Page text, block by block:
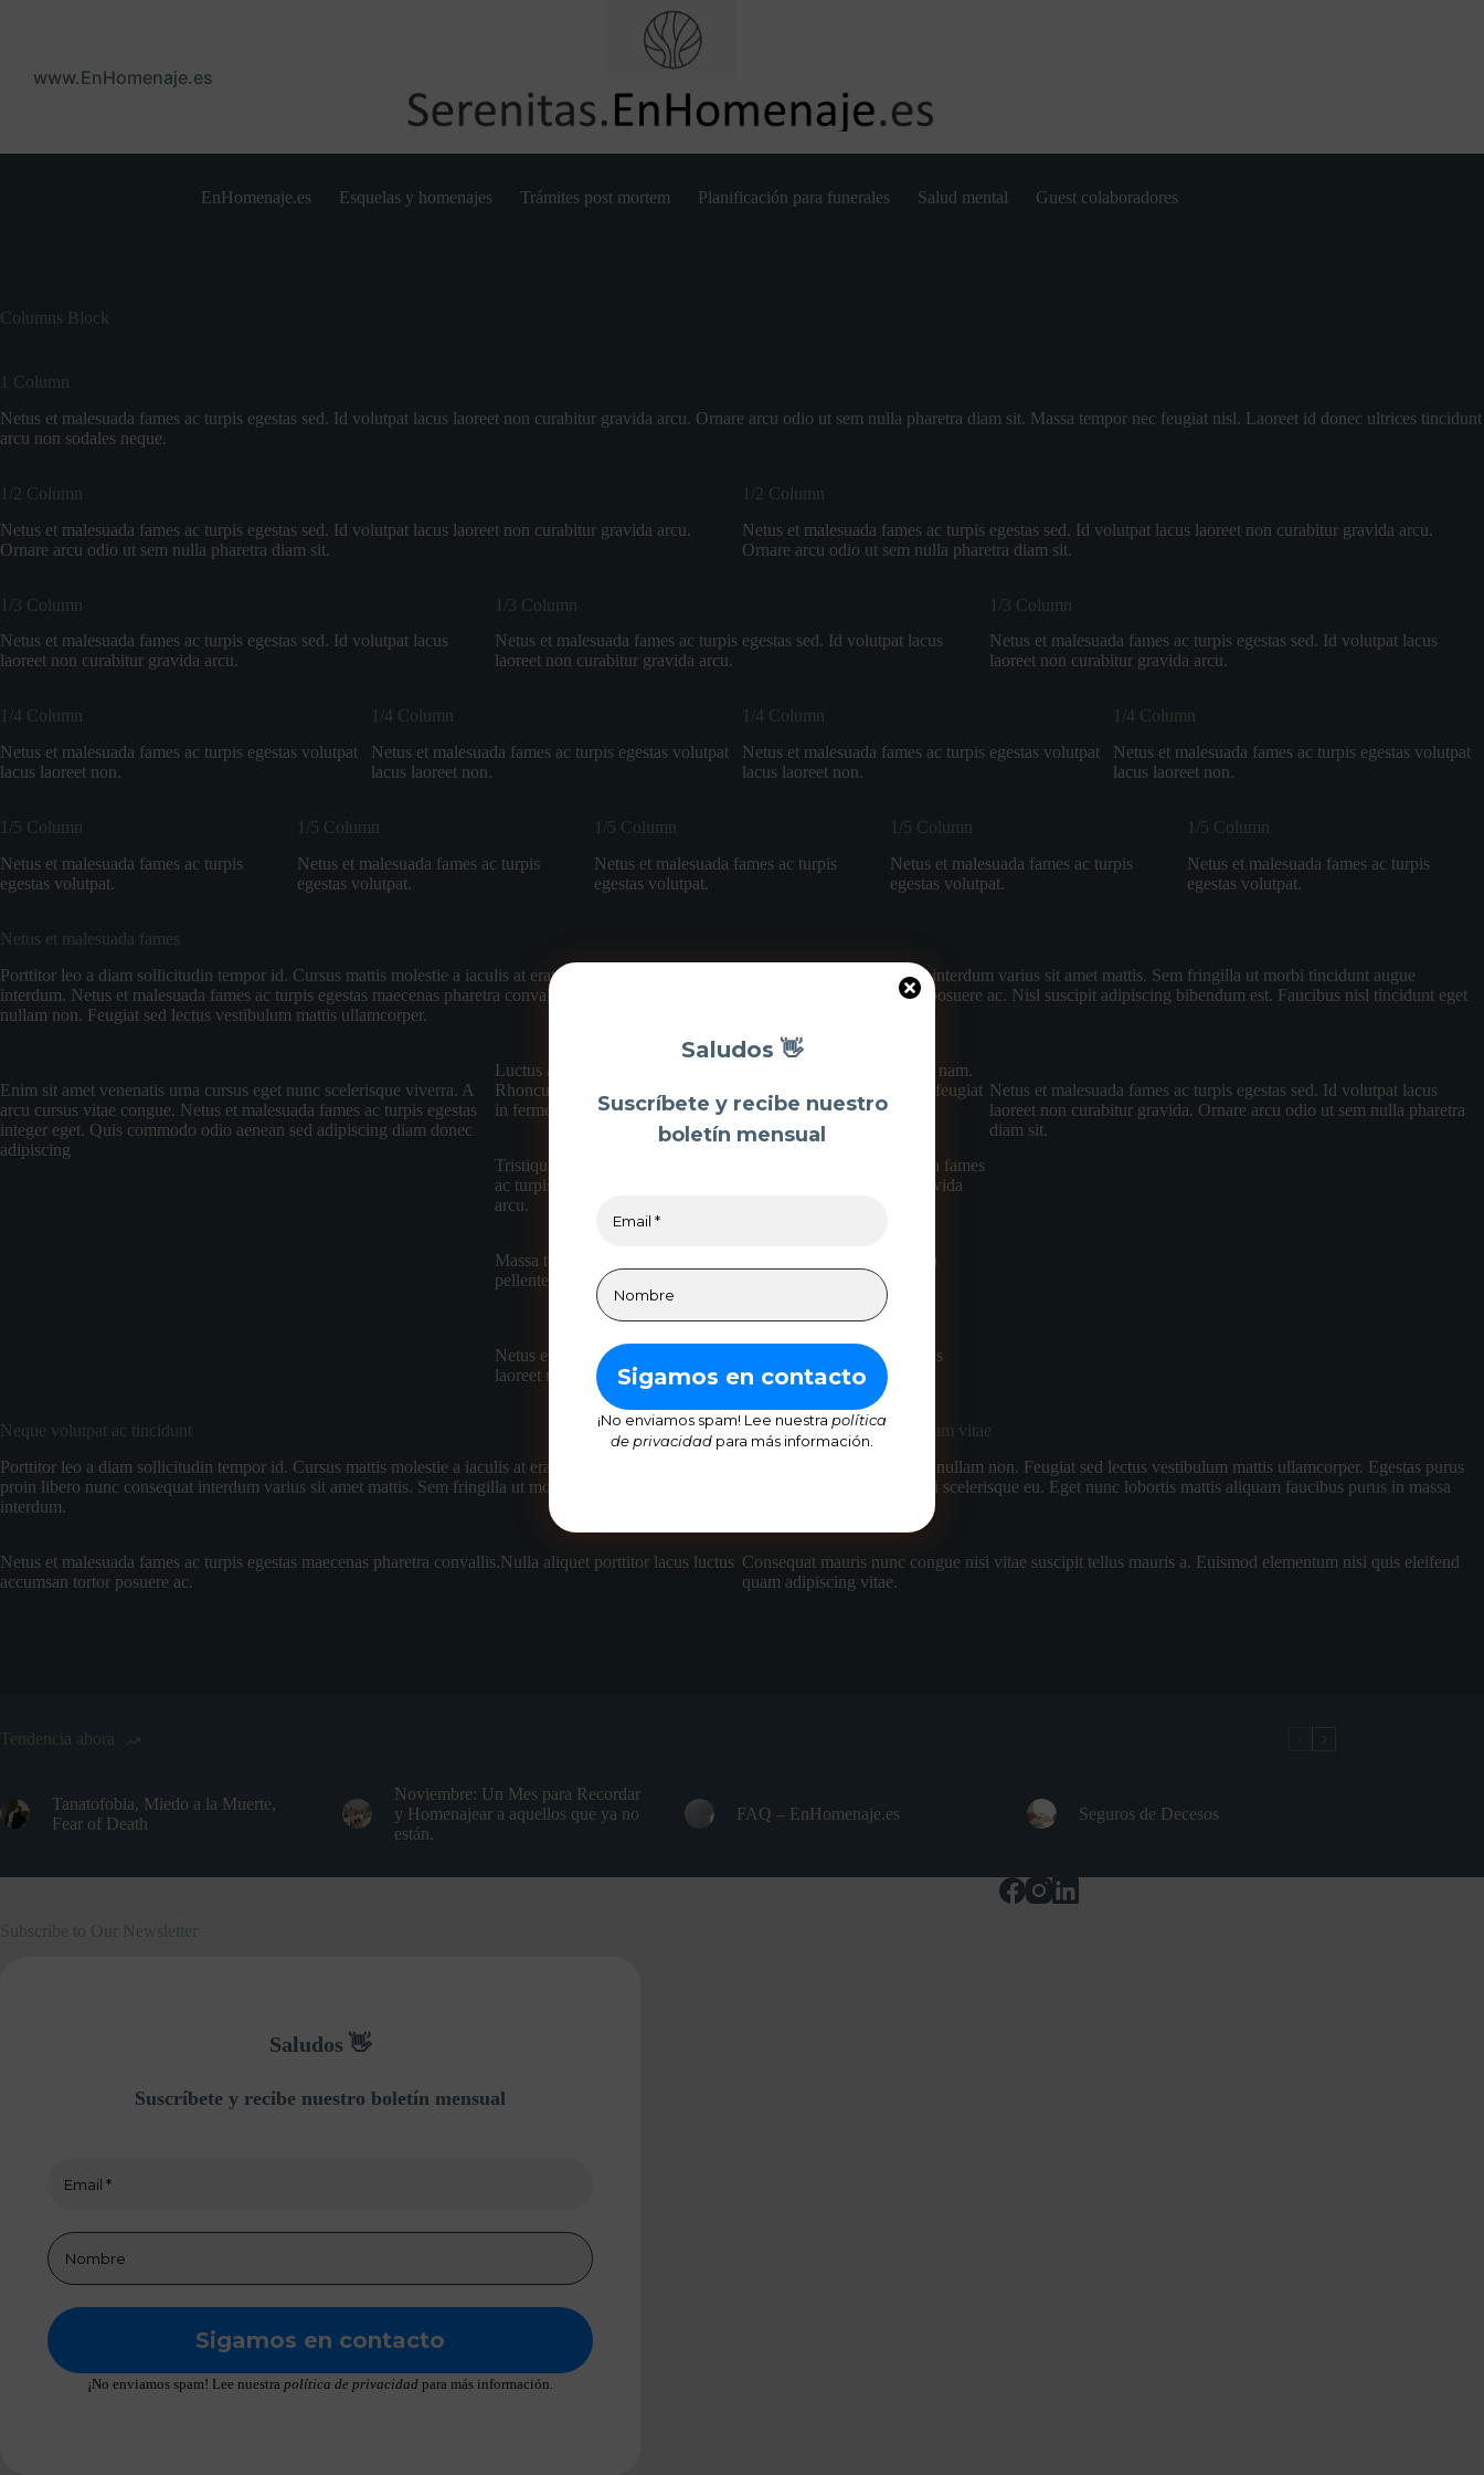
www.EnHomenaje.es
EnHomenaje.es Esquelas y homenajes Trámites post mortem Planificación para funerales Salud mental Guest colaboradores
Columns Block
1 Column
Netus et malesuada fames ac turpis egestas sed. Id volutpat lacus laoreet non curabitur gravida arcu. Ornare arcu odio ut sem nulla pharetra diam sit. Massa tempor nec feugiat nisl. Laoreet id donec ultrices tincidunt
arcu non sodales neque.
1/2 Column
Netus et malesuada fames ac turpis egestas sed. Id volutpat lacus laoreet non curabitur gravida arcu.
Ornare arcu odio ut sem nulla pharetra diam sit.
1/2 Column
Netus et malesuada fames ac turpis egestas sed. Id volutpat lacus laoreet non curabitur gravida arcu.
Ornare arcu odio ut sem nulla pharetra diam sit.
1/3 Column
Netus et malesuada fames ac turpis egestas sed. Id volutpat lacus
laoreet non curabitur gravida arcu.
1/3 Column
Netus et malesuada fames ac turpis egestas sed. Id volutpat lacus
laoreet non curabitur gravida arcu.
1/3 Column
Netus et malesuada fames ac turpis egestas sed. Id volutpat lacus
laoreet non curabitur gravida arcu.
1/4 Column
Netus et malesuada fames ac turpis egestas volutpat
lacus laoreet non.
1/4 Column
Netus et malesuada fames ac turpis egestas volutpat
lacus laoreet non.
1/4 Column
Netus et malesuada fames ac turpis egestas volutpat
lacus laoreet non.
1/4 Column
Netus et malesuada fames ac turpis egestas volutpat
lacus laoreet non.
1/5 Column
Netus et malesuada fames ac turpis
egestas volutpat.
1/5 Column
Netus et malesuada fames ac turpis
egestas volutpat.
1/5 Column
Netus et malesuada fames ac turpis
egestas volutpat.
1/5 Column
Netus et malesuada fames ac turpis
egestas volutpat.
1/5 Column
Netus et malesuada fames ac turpis
egestas volutpat.
Netus et malesuada fames
Porttitor leo a diam sollicitudin tempor id. Cursus mattis molestie a iaculis at erat pellentesque. Malesuada proin libero nunc consequat interdum varius sit amet mattis. Sem fringilla ut morbi tincidunt augue
interdum. Netus et malesuada fames ac turpis egestas maecenas pharetra convallis. Nulla aliquet porttitor lacus luctus accumsan tortor posuere ac. Nisl suscipit adipiscing bibendum est. Faucibus nisl tincidunt eget
nullam non. Feugiat sed lectus vestibulum mattis ullamcorper.
Enim sit amet venenatis urna cursus eget nunc scelerisque viverra. A
arcu cursus vitae congue. Netus et malesuada fames ac turpis egestas
integer eget. Quis commodo odio aenean sed adipiscing diam donec
adipiscing
Luctus accumsan tortor posuere ac ut consequat semper viverra nam.
Rhoncus mattis rhoncus urna neque viverra. Tristique risus nec feugiat
in fermentum posuere urna nec.
Tristique magna sit amet purus gravida quis. Netus et malesuada fames
ac turpis egestas sed. Id volutpat lacus laoreet non curabitur gravida
arcu.
Massa tempor nec feugiat consequat semper viverra. Malesuada
pellentesque elit eget gravida cum sociis natoque penatibus.
Netus et malesuada fames ac turpis egestas sed. Id volutpat lacus
laoreet non curabitur gravida arcu
Netus et malesuada fames ac turpis egestas sed. Id volutpat lacus
laoreet non curabitur gravida. Ornare arcu odio ut sem nulla pharetra
diam sit.
Neque volutpat ac tincidunt
Porttitor leo a diam sollicitudin tempor id. Cursus mattis molestie a iaculis at erat pellentesque. Malesuada
proin libero nunc consequat interdum varius sit amet mattis. Sem fringilla ut morbi tincidunt augue
interdum.
Netus et malesuada fames ac turpis egestas maecenas pharetra convallis.Nulla aliquet porttitor lacus luctus
accumsan tortor posuere ac.
Aliquam malesuada bibendum vitae
Faucibus nisl tincidunt eget nullam non. Feugiat sed lectus vestibulum mattis ullamcorper. Egestas purus
viverra accumsan in nisl nisi scelerisque eu. Eget nunc lobortis mattis aliquam faucibus purus in massa
Consequat mauris nunc congue nisi vitae suscipit tellus mauris a. Euismod elementum nisi quis eleifend
quam adipiscing vitae.
Saludos 👋
Suscríbete y recibe nuestro
boletín mensual
¡No enviamos spam! Lee nuestra política
de privacidad para más información.
Tendencia ahora
Tanatofobia, Miedo a la Muerte,
Fear of Death
Noviembre: Un Mes para Recordar
y Homenajear a aquellos que ya no
están.
FAQ – EnHomenaje.es Seguros de Decesos
Subscribe to Our Newsletter
Saludos 👋
Suscríbete y recibe nuestro boletín mensual
¡No enviamos spam! Lee nuestra política de privacidadpara más información.